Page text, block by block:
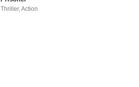
Thriller,Action